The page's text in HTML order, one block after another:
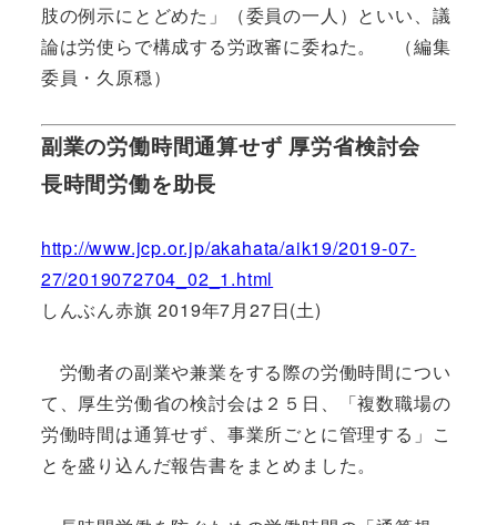
肢の例示にとどめた」（委員の一人）といい、議
論は労使らで構成する労政審に委ねた。 （編集
委員・久原穏）
副業の労働時間通算せず 厚労省検討会
長時間労働を助長
http://www.jcp.or.jp/akahata/aik19/2019-07-
27/2019072704_02_1.html
しんぶん赤旗 2019年7月27日(土)
労働者の副業や兼業をする際の労働時間につい
て、厚生労働省の検討会は２５日、「複数職場の
労働時間は通算せず、事業所ごとに管理する」こ
とを盛り込んだ報告書をまとめました。